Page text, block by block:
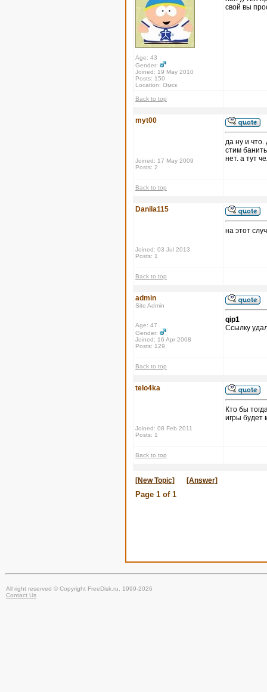
Age: 43
Gender:
Joined: 19 May 2010
Posts: 150
Location: Омск
свой вы
Back to top
myt00
Joined: 17 May 2009
Posts: 2
да ну и что.
стим
нет. а тут
Back to top
Danila115
Joined: 03 Jul 2013
Posts: 1
на этот
Back to top
admin
Site Admin
Age: 47
Gender:
Joined: 16 Apr 2008
Posts: 129
qip1
Ссылку
Back to top
telo4ka
Joined: 08 Feb 2011
Posts: 1
Кто бы
игры будет
Back to top
[New Topic] [Answer]
Page 1 of 1
All right reserved © Copyright FreeDisk.ru, 1999-2026
Contact Us